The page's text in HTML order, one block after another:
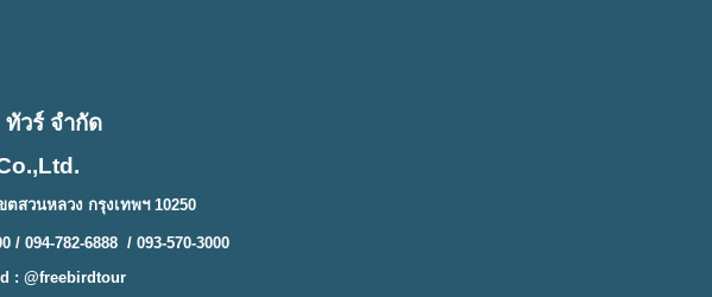
วร์ จำกัด
สวนหลวง กรุงเทพฯ 10250
/ 094-782-6888 / 093-570-3000
: @freebirdtour